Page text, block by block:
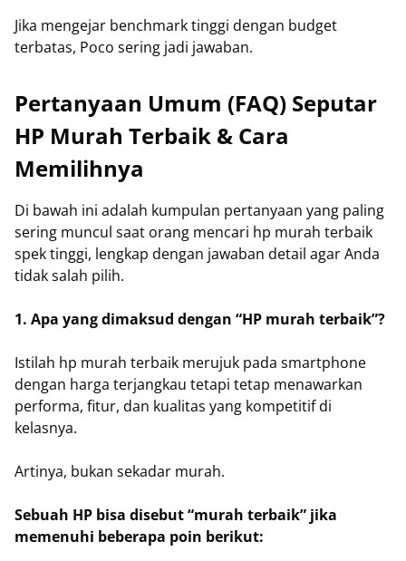
Jika mengejar benchmark tinggi dengan budget
terbatas, Poco sering jadi jawaban.
Pertanyaan Umum (FAQ) Seputar
HP Murah Terbaik & Cara
Memilihnya
Di bawah ini adalah kumpulan pertanyaan yang paling
sering muncul saat orang mencari hp murah terbaik
spek tinggi, lengkap dengan jawaban detail agar Anda
tidak salah pilih.
1. Apa yang dimaksud dengan “HP murah terbaik”?
Istilah hp murah terbaik merujuk pada smartphone
dengan harga terjangkau tetapi tetap menawarkan
performa, fitur, dan kualitas yang kompetitif di
kelasnya.
Artinya, bukan sekadar murah.
Sebuah HP bisa disebut “murah terbaik” jika
memenuhi beberapa poin berikut: